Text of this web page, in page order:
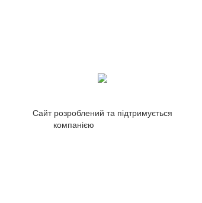
Сайт розроблений та підтримується
компанією